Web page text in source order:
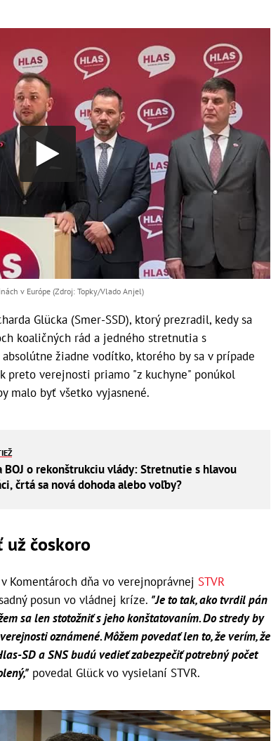
v Európe (Zdroj: Topky/Vlado Anjel)
Glücka (Smer-SSD), ktorý prezradil, kedy sa
koaličných rád a jedného stretnutia s
žiadne vodítko, ktorého by sa v prípade
preto verejnosti priamo "z kuchyne" ponúkol
malo byť všetko vyjasnené.
BOJ o rekonštrukciu vlády: Stretnutie s hlavou
črtá sa nová dohoda alebo voľby?
už čoskoro
Komentároch dňa vo verejnoprávnej STVR
posun vo vládnej kríze. "Je to tak, ako tvrdil pán
sa len stotožniť s jeho konštatovaním. Do stredy by
oznámené. Môžem povedať len to, že verím, že
SD a SNS budú vedieť zabezpečiť potrebný počet
povedal Glück vo vysielaní STVR.